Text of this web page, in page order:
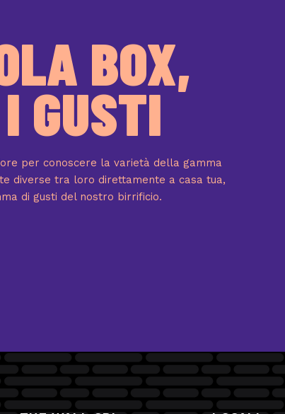
BOX,
GUSTI
per conoscere la varietà della gamma
diverse tra loro direttamente a casa tua,
di gusti del nostro birrificio.